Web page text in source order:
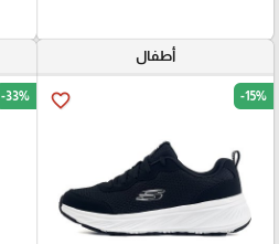
أطفال
favorite_border -15%
-33%